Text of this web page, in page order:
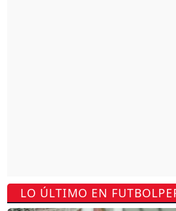
LO ÚLTIMO EN